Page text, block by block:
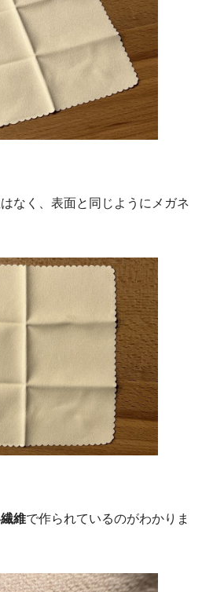
なく、表面と同じようにメガネ
維で作られているのがわかりま